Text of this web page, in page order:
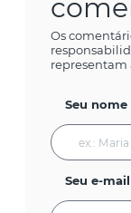
Os
representam
Seu nome
Seu e-mail